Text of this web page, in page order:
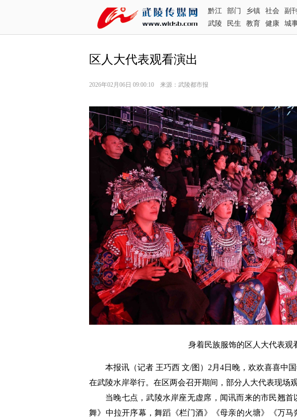
黔江 部门 乡镇 社会 副刊
武陵
民生 教育 健康 城
区人大代表观看演出
2026年02月06日 09:00:10 来源：武陵都市报
身着民族服饰的区人大代表观
本报讯（记者 王巧西 文/图）2月4日晚，欢欢喜喜中
在武陵水岸举行。在区两会召开期间，部分人大代表现场
当晚七点，武陵水岸座无虚席，闻讯而来的市民翘
舞》中拉开序幕，舞蹈《栏门酒》《母亲的火塘》《万